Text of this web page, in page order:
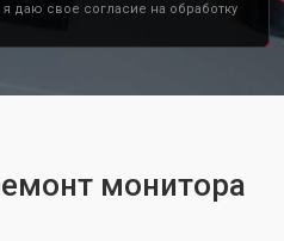
даю свое согласие на обработку
монитора